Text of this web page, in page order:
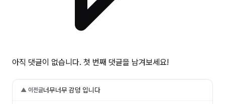
아직 댓글이 없습니다. 첫 번째 댓글을 남겨보세요!
▲ 이전글너무너무 감덩 입니다